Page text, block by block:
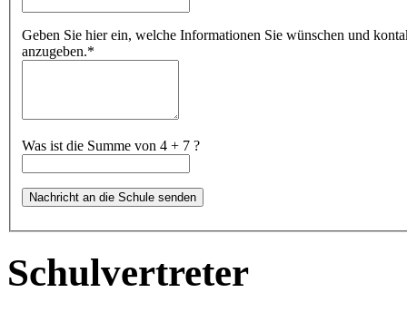
Geben Sie hier ein, welche Informationen Sie wünschen und
anzugeben.*
Was ist die Summe von 4 + 7 ?
Schulvertreter